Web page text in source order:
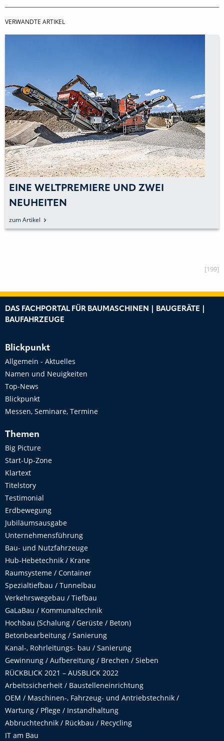
VERWANDTE ARTIKEL
EINE WELTPREMIERE UND ZWEI
NEUHEITEN
zum Artikel
[199]
DAS FACHPORTAL FÜR BAUMASCHINEN | BAUGERÄTE |
BAUFAHRZEUGE
Blickpunkt
Allgemein - Aktuelles
Namen und Neuigkeiten
Top-News
Blickpunkt
Messen, Seminare, Termine
Themen
Big Picture
Start-Up-Zone
Klartext
Titelstory
Testimonial
Erdbewegung
Jubiläumsausgabe
Unternehmensführung
Bau- und Nutzfahrzeuge
Hub-Hebetechnik / Krane
Raumsysteme / Container
Spezialtiefbau / Tunnelbau
Verkehrswegebau / Tiefbau
GaLaBau / Kommunaltechnik
Hochbau (Schalung / Gerüste / Beton)
Betonbearbeitung / Sanierung
Kanal-, Rohrleitungs- bau / Sanierung
Gewinnung / Aufbereitung / Brechen / Sieben
RÜCKBLICK 2021 – AUSBLICK 2022
Arbeitssicherheit / Baustelleneinrichtung
OEM / Maschinen-, Fahrzeug- und Antriebstechnik /
Wartung / Pflege / Instandhaltung
Abbruchtechnik / Rückbau / Recycling
IT am Bau